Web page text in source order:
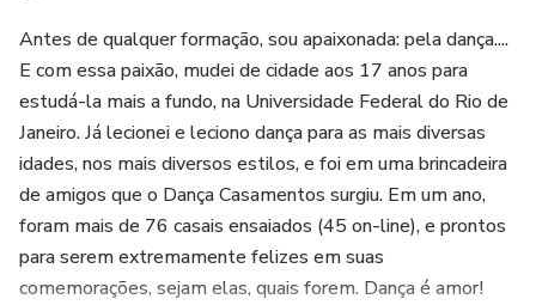
Antes de qualquer formação, sou apaixonada: pela dança....
E com essa paixão, mudei de cidade aos 17 anos para
estudá-la mais a fundo, na Universidade Federal do Rio de
Janeiro. Já lecionei e leciono dança para as mais diversas
idades, nos mais diversos estilos, e foi em uma brincadeira
de amigos que o Dança Casamentos surgiu. Em um ano,
foram mais de 76 casais ensaiados (45 on-line), e prontos
para serem extremamente felizes em suas
comemorações, sejam elas, quais forem. Dança é amor!